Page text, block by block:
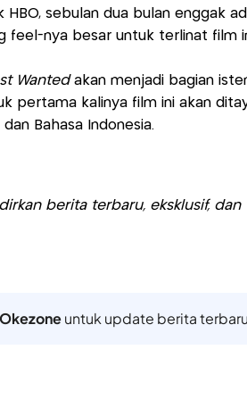
sebulan dua bulan enggak
feel-nya besar untuk terlinat film
Wantedakan menjadi bagian
pertama kalinya film ini akan
Bahasa Indonesia.
berita terbaru, eksklusif,
untuk update berita